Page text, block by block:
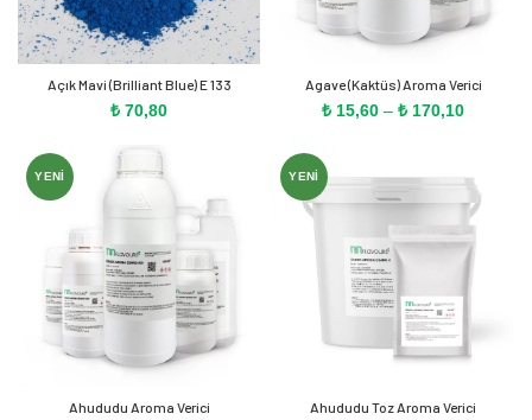
Açık Mavi (Brilliant Blue) E 133
₺ 70,80
Agave (Kaktüs) Aroma Verici
₺ 15,60 – ₺ 170,10Fiyat
₺ 170,10
YENI
Ahududu Aroma Verici
YENI
Ahududu Toz Aroma Verici